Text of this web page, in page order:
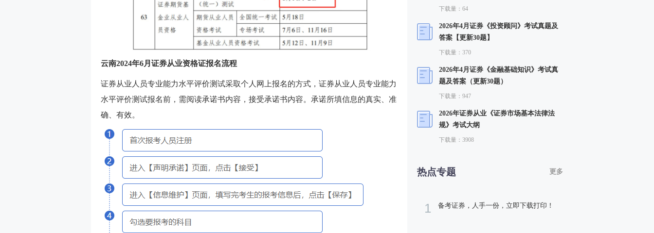
云南2024年6月证券从业资格证报名流程
证券从业人员专业能力水平评价测试采取个人网上报名的方式，证券从业人员专业能力
水平评价测试报名前，需阅读承诺书内容，接受承诺书内容。承诺所填信息的真实、准
确、有效。
下载量：64
2026年4月证券《投资顾问》考试真题及
答案【更新30题】
下载量：370
2026年4月证券《金融基础知识》考试真
题及答案（更新30题）
下载量：947
2026年证券从业《证券市场基本法律法
规》考试大纲
下载量：3908
热点专题 更多
1 备考证券，人手一份，立即下载打印！